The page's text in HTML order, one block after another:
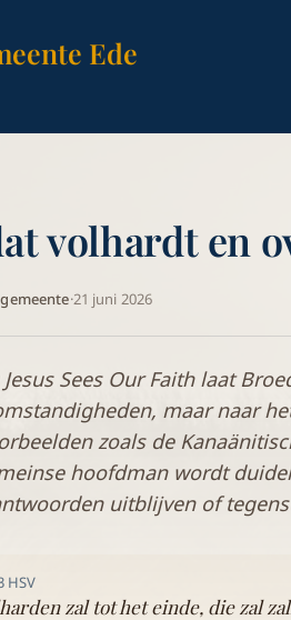
Ede
volhardt en
·21 juni 2026
Sees Our Faith laat
maar naar
zoals de
hoofdman wordt
uitblijven of
HSV
zal tot het einde, die zal